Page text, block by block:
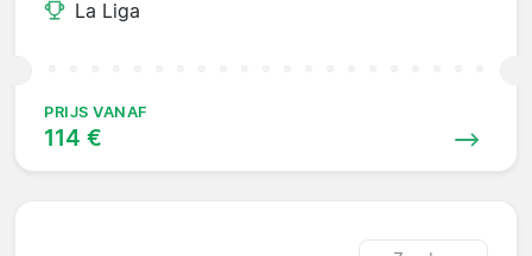
La Liga
PRIJS VANAF
114 €